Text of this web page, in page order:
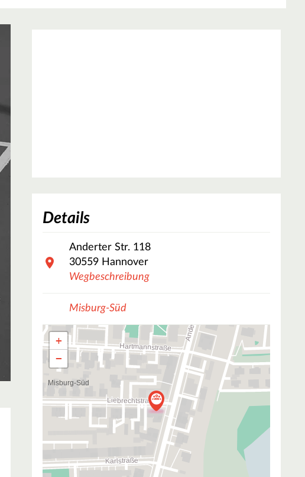
Details
Anderter Str. 118
30559 Hannover
Wegbeschreibung
Misburg-Süd
+
−